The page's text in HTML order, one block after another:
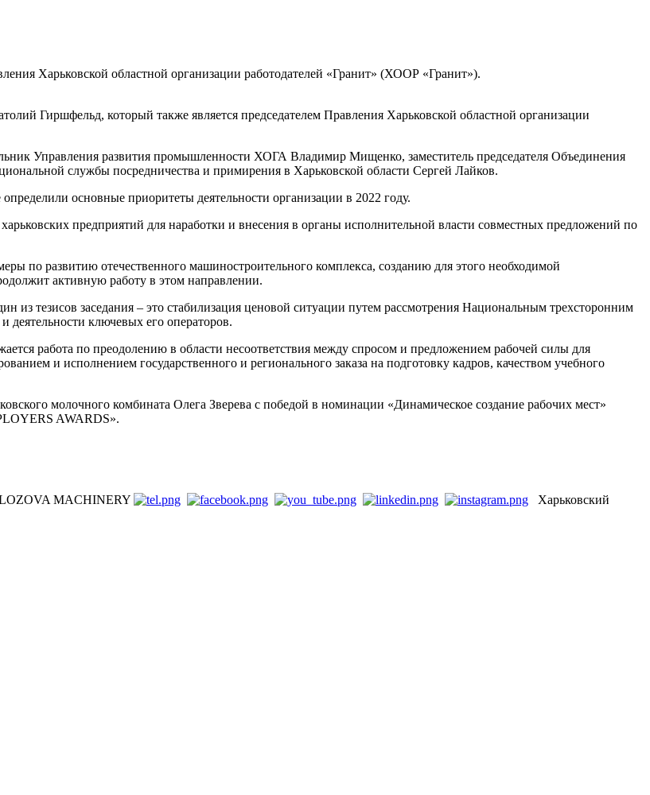
Харьковской областной организации работодателей «Гранит» (ХООР «Гранит»).
Гиршфельд, который также является председателем Правления Харьковской областной организации
Управления развития промышленности ХОГА Владимир Мищенко, заместитель председателя Объединения
службы посредничества и примирения в Харьковской области Сергей Лайков.
основные приоритеты деятельности организации в 2022 году.
предприятий для наработки и внесения в органы исполнительной власти совместных предложений по
по развитию отечественного машиностроительного комплекса, созданию для этого необходимой
активную работу в этом направлении.
из тезисов заседания – это стабилизация ценовой ситуации путем рассмотрения Национальным трехсторонним
деятельности ключевых его операторов.
работа по преодолению в области несоответствия между спросом и предложением рабочей силы для
и исполнением государственного и регионального заказа на подготовку кадров, качеством учебного
молочного комбината Олега Зверева с победой в номинации «Динамическое создание рабочих мест»
AWARDS».
MACHINERY
Харьковский